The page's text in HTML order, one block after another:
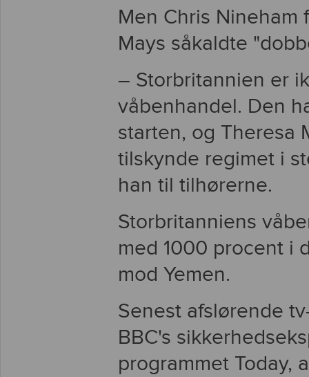
Men Chris Nineham
Mays såkaldte
– Storbritannien er
våbenhandel. Den
starten, og Theresa
tilskynde regimet i
han til tilhørerne.
Storbritanniens
med 1000 procent i
mod Yemen.
Senest afslørende
BBC's
programmet Today,